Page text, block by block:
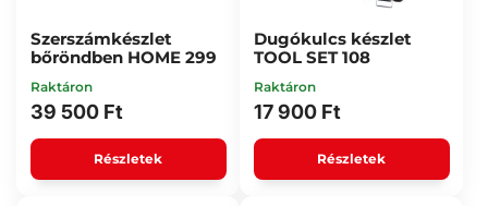
Szerszámkészlet
bőröndben HOME 299
Raktáron
39 500 Ft
Részletek
Dugókulcs készlet
TOOL SET 108
Raktáron
17 900 Ft
Részletek